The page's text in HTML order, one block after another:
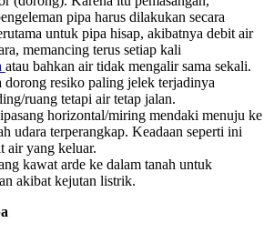
pipa harus dilakukan secara
untuk pipa hisap, akibatnya debit air
memancing terus setiap kali
atau bahkan air tidak mengalir sama sekali.
dorong resiko paling jelek terjadinya
ruang tetapi air tetap jalan.
horizontal/miring mendaki menuju ke
udara terperangkap. Keadaan seperti ini
air yang keluar.
kawat arde ke dalam tanah untuk
akibat kejutan listrik.